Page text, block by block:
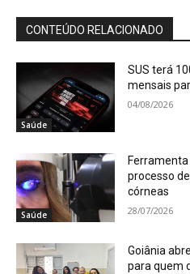
CONTEÚDO RELACIONADO
Saúde
SUS terá
mensais
04/08/2026
Saúde
processo
córneas
28/07/2026
Goiânia
para quem